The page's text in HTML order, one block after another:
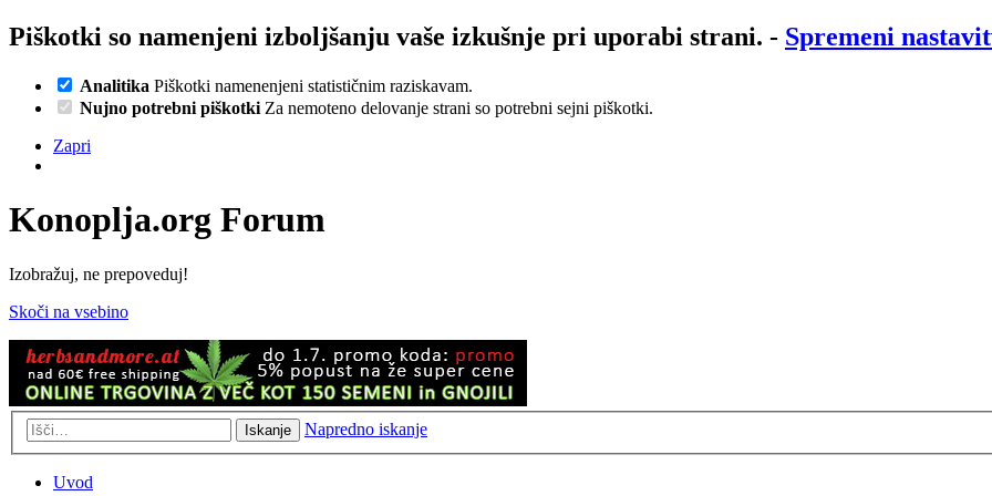
Piškotki so namenjeni izboljšanju vaše izkušnje pri uporabi strani. - Spremeni
Analitika Piškotki namenenjeni statističnim raziskavam.
Nujno potrebni piškotki Za nemoteno delovanje strani so potrebni sejni piškotki.
Zapri
Konoplja.org Forum
Izobražuj, ne prepoveduj!
Skoči na vsebino
Iskanje Napredno iskanje
Uvod